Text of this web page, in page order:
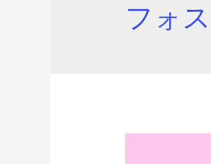
フォ